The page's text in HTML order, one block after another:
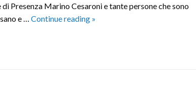
Presenza Marino Cesaroni e tante persone che sono
e … Continue reading Targa
»